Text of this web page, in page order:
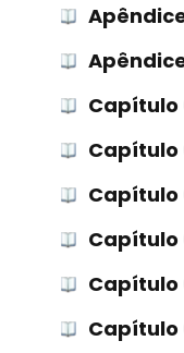
Capítulo
Capítulo
Capítulo
Capítulo
Capítulo
Capítulo